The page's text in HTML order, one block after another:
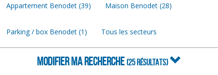
Appartement Benodet (39) Maison Benodet (28)
Parking / box Benodet (1) Tous les secteurs
MODIFIER MA RECHERCHE (25 RÉSULTATS)